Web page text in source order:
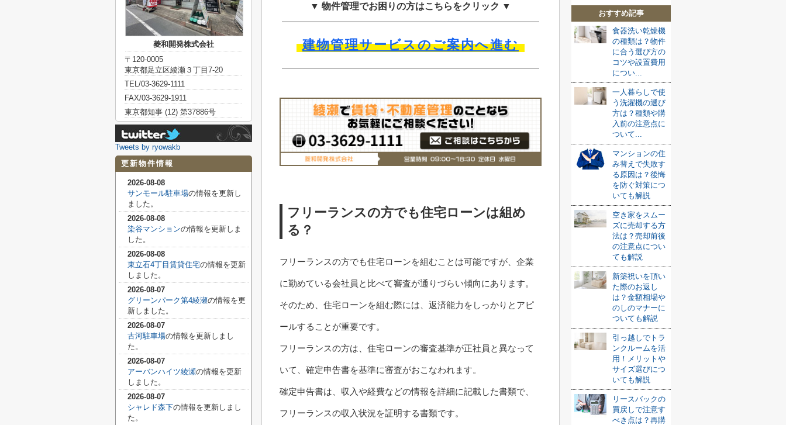
▼ 物件管理でお困りの方はこちらをクリック ▼
建物管理サービスのご案内へ進む
フリーランスの方でも住宅ローンは組め
る？
フリーランスの方でも住宅ローンを組むことは可能ですが、企業
に勤めている会社員と比べて審査が通りづらい傾向にあります。
そのため、住宅ローンを組む際には、返済能力をしっかりとアピ
ールすることが重要です。
フリーランスの方は、住宅ローンの審査基準が正社員と異なって
いて、確定申告書を基準に審査がおこなわれます。
確定申告書は、収入や経費などの情報を詳細に記載した書類で、
フリーランスの収入状況を証明する書類です。
おすすめ記事
食器洗い乾燥機
の種類は？物件
に合う選び方の
コツや設置費用
につい...
一人暮らしで使
う洗濯機の選び
方は？種類や購
入前の注意点に
ついて...
マンションの住
み替えで失敗す
る原因は？後悔
を防ぐ対策につ
いても解説
空き家をスムー
ズに売却する方
法は？売却前後
の注意点につい
ても解説
新築祝いを頂い
た際のお返し
は？金額相場や
のしのマナーに
ついても解説
引っ越しでトラ
ンクルームを活
用！メリットや
サイズ選びにつ
いても解説
リースバックの
買戻しで注意す
べき点は？再購
菱和開発株式会社
〒120-0005
東京都足立区綾瀬３丁目7-20
TEL/03-3629-1111
FAX/03-3629-1911
東京都知事 (12) 第37886号
Tweets by ryowakb
更新物件情報
2026-08-08
サンモール駐車場の情報を更新し
ました。
2026-08-08
染谷マンションの情報を更新しま
した。
2026-08-08
東立石4丁目賃貸住宅の情報を更新
しました。
2026-08-07
グリーンパーク第4綾瀬の情報を更
新しました。
2026-08-07
古河駐車場の情報を更新しまし
た。
2026-08-07
アーバンハイツ綾瀬の情報を更新
しました。
2026-08-07
シャレド森下の情報を更新しまし
た。